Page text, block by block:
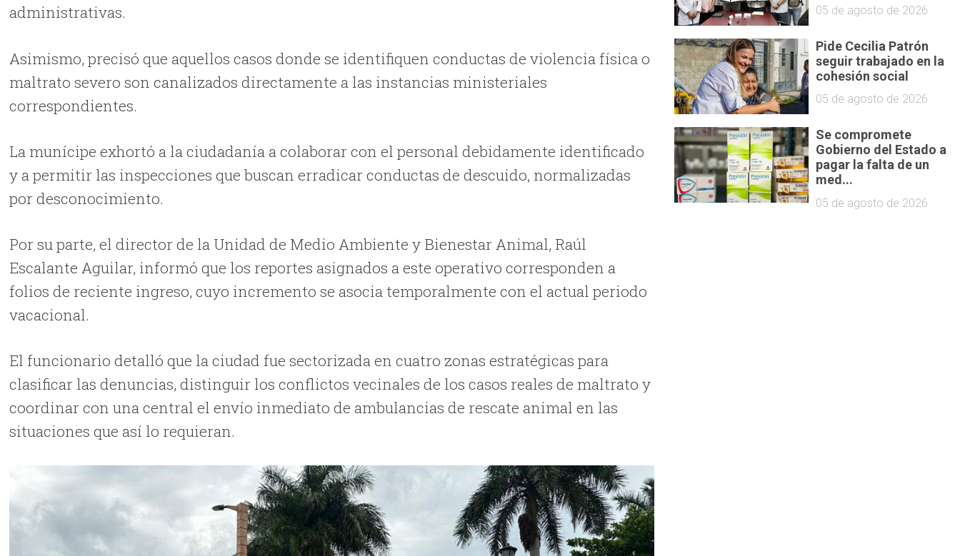
administrativas.
Asimismo, precisó que aquellos casos donde se identifiquen conductas de violencia física o
maltrato severo son canalizados directamente a las instancias ministeriales
correspondientes.
La munícipe exhortó a la ciudadanía a colaborar con el personal debidamente identificado
y a permitir las inspecciones que buscan erradicar conductas de descuido, normalizadas
por desconocimiento.
Por su parte, el director de la Unidad de Medio Ambiente y Bienestar Animal, Raúl
Escalante Aguilar, informó que los reportes asignados a este operativo corresponden a
folios de reciente ingreso, cuyo incremento se asocia temporalmente con el actual periodo
vacacional.
El funcionario detalló que la ciudad fue sectorizada en cuatro zonas estratégicas para
clasificar las denuncias, distinguir los conflictos vecinales de los casos reales de maltrato y
coordinar con una central el envío inmediato de ambulancias de rescate animal en las
situaciones que así lo requieran.
05 de agosto de 2026
Pide Cecilia Patrón
seguir trabajado en la
cohesión social
05 de agosto de 2026
Se compromete
Gobierno del Estado a
pagar la falta de un
med...
05 de agosto de 2026